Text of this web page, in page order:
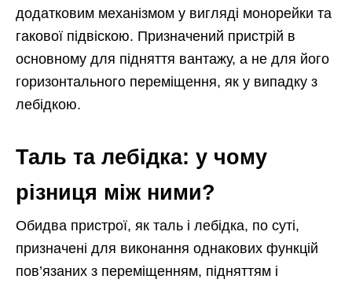
додатковим механізмом у вигляді монорейки та
гакової підвіскою. Призначений пристрій в
основному для підняття вантажу, а не для його
горизонтального переміщення, як у випадку з
лебідкою.
Таль та лебідка: у чому
різниця між ними?
Обидва пристрої, як таль і лебідка, по суті,
призначені для виконання однакових функцій
пов’язаних з переміщенням, підняттям і